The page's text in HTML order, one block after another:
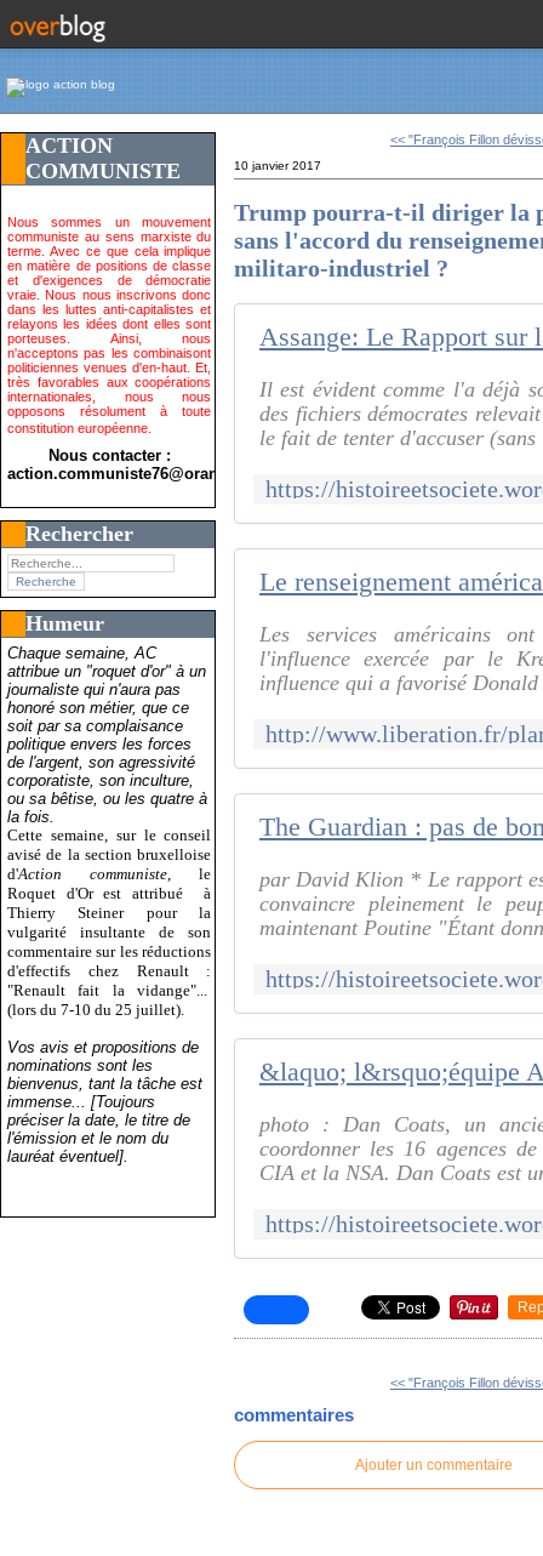
ACTION
COMMUNISTE
Nous sommes un mouvement
communiste au sens marxiste du
terme. Avec ce que cela implique
en matière de positions de classe
et d'exigences de démocratie
vraie. Nous nous inscrivons donc
dans les luttes anti-capitalistes et
relayons les idées dont elles sont
porteuses. Ainsi, nous
n'acceptons pas les combinaisont
politiciennes venues d'en-haut. Et,
très favorables aux coopérations
internationales, nous nous
opposons résolument à toute
constitution européenne.
Nous contacter :
action.communiste76@orange.fr>
Rechercher
Humeur
Chaque semaine, AC
attribue un "roquet d'or" à un
journaliste qui n'aura pas
honoré son métier, que ce
soit par sa complaisance
politique envers les forces
de l'argent, son agressivité
corporatiste, son inculture,
ou sa bêtise, ou les quatre à
la fois.
Cette semaine, sur le conseil
avisé de la section bruxelloise
d'Action communiste , le
Roquet d'Or est attribué
à
Thierry Steiner pour la
vulgarité insultante de son
commentaire sur les réductions
d'effectifs chez Renault :
"Renault fait la vidange"...
(lors du 7-10 du 25 juillet).
Vos avis et propositions de
nominations sont les
bienvenus, tant la tâche est
immense... [Toujours
préciser la date, le titre de
l'émission et le nom du
lauréat éventuel].
<< "François Fillon
10 janvier 2017
Trump pourra-t-il diriger la
sans l'accord du
militaro-industriel ?
Assange: Le Rapport sur
Il est évident comme l'a déjà
des fichiers démocrates
le fait de tenter d'accuser
Les services américains
l'influence exercée par le
influence qui a favorisé
par David Klion * Le rapport
convaincre pleinement le
maintenant Poutine "Étant
photo : Dan Coats, un
coordonner les 16 agences
CIA et la NSA. Dan Coats est
<< "François Fillon
commentaires
Ajouter un commentaire